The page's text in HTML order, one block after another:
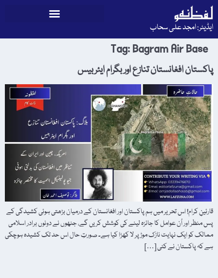
ایڈیٹر: امجد علی سحاب
Tag:Bagram Air Base
پاکستان افغانستان تنازع اور بگرام ایئربیس
قارئینِ کرام! اس تحریر میں ہم پاکستان اور افغانستان کے درمیان بڑھتی ہوئی کشیدگی کے
پس منظر اور اُن عوامل کا جائزہ لینے کی کوشش کریں گے، جنھوں نے دونوں برادر اسلامی
ممالک کو ایک نہایت نازک موڑ پر لا کھڑا کیا ہے۔ صورتِ حال اس حد تک کشیدہ ہوچکی
ہے کہ پاکستان نے کئی […]